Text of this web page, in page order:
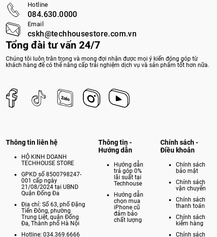
Tổng đài tư vấn 24/7
Chúng tôi luôn trân trọng và mong đợi nhận được mọi ý kiến đóng góp từ
khách hàng để có thể nâng cấp trải nghiệm dịch vụ và sản phẩm tốt hơn nữa.
Hotline
084.630.0000
Email
cskh@techhousestore.com.vn
Thông tin liên hệ
HỘ KINH DOANH
TECHHOUSE STORE
GPKD số 8500798247-
001 cấp ngày
21/08/2024 tại UBND
Quận Đống Đa
Địa chỉ: Số 63, phố Đặng
Tiến Đông, phường
Trung Liệt, quận Đống
Đa, Thành phố Hà Nội
Hotline: 034.369.6666
Thông tin -
Hướng dẫn
Hướng dẫn
trả góp 0%
lãi suất tại
Techhouse
Hướng dẫn
chọn mua
iPhone cũ
đảm bảo
chất lượng
Chính sách -
Điều khoản
Chính sách
bảo mật
Chính sách
vận chuyển
Chính sách
thanh toán
Chính sách
kiểm hàng
Chính sách